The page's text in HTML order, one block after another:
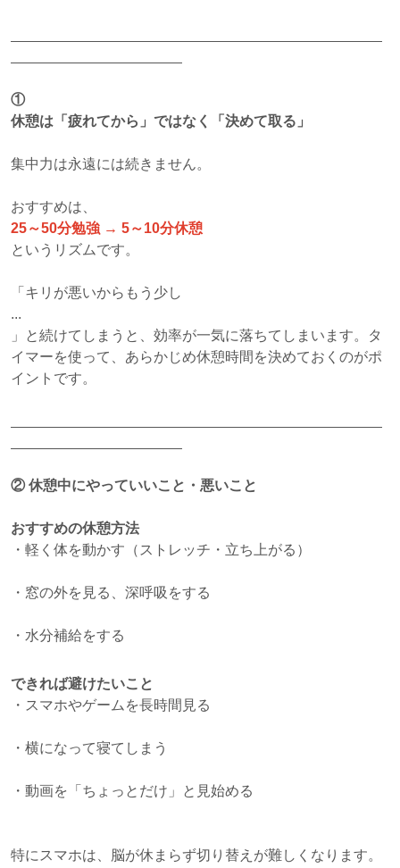
①
休憩は「疲れてから」ではなく「決めて取る」
集中力は永遠には続きません。
おすすめは、
25～50分勉強 → 5～10分休憩
というリズムです。
「キリが悪いからもう少し
...
」と続けてしまうと、効率が一気に落ちてしまいます。タ
イマーを使って、あらかじめ休憩時間を決めておくのがポ
イントです。
②休憩中にやっていいこと・悪いこと
おすすめの休憩方法
・軽く体を動かす（ストレッチ・立ち上がる）
・窓の外を見る、深呼吸をする
・水分補給をする
できれば避けたいこと
・スマホやゲームを長時間見る
・横になって寝てしまう
・動画を「ちょっとだけ」と見始める
特にスマホは、脳が休まらず切り替えが難しくなります。